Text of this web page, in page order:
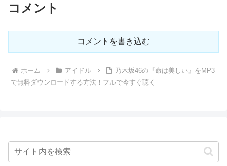
コメント
コメントを書き込む
ホーム アイドル
乃木坂46の『命は美しい』をMP3
で無料ダウンロードする方法！フルで今すぐ聴く